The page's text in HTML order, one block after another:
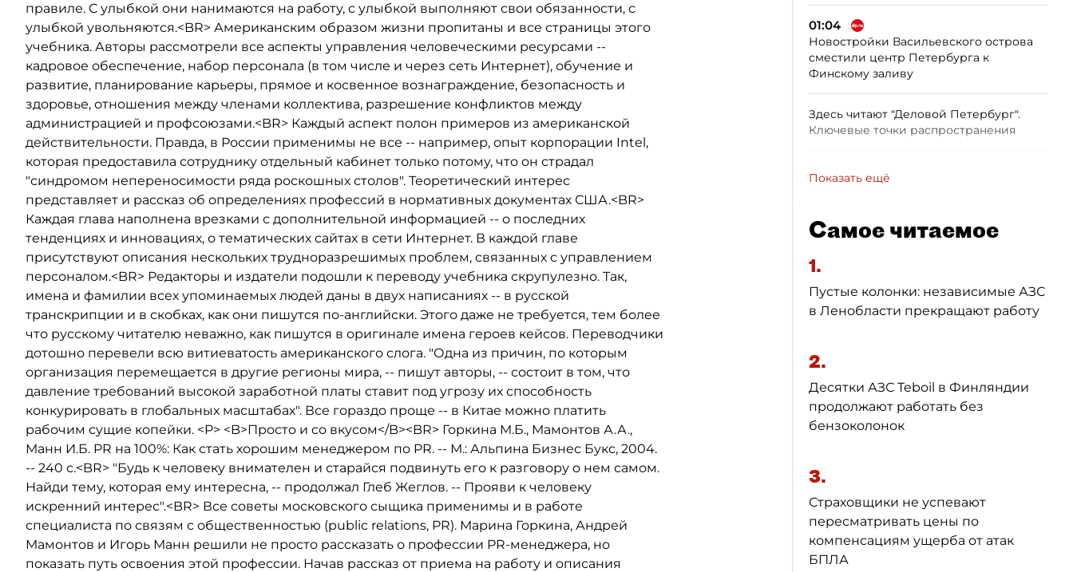
правиле. С улыбкой они нанимаются на работу, с улыбкой выполняют свои обязанности, с
улыбкой увольняются.<BR> Американским образом жизни пропитаны и все страницы этого
учебника. Авторы рассмотрели все аспекты управления человеческими ресурсами --
кадровое обеспечение, набор персонала (в том числе и через сеть Интернет), обучение и
развитие, планирование карьеры, прямое и косвенное вознаграждение, безопасность и
здоровье, отношения между членами коллектива, разрешение конфликтов между
администрацией и профсоюзами.<BR> Каждый аспект полон примеров из американской
действительности. Правда, в России применимы не все -- например, опыт корпорации Intel,
которая предоставила сотруднику отдельный кабинет только потому, что он страдал
"синдромом непереносимости ряда роскошных столов". Теоретический интерес
представляет и рассказ об определениях профессий в нормативных документах США.<BR>
Каждая глава наполнена врезками с дополнительной информацией -- о последних
тенденциях и инновациях, о тематических сайтах в сети Интернет. В каждой главе
присутствуют описания нескольких трудноразрешимых проблем, связанных с управлением
персоналом.<BR> Редакторы и издатели подошли к переводу учебника скрупулезно. Так,
имена и фамилии всех упоминаемых людей даны в двух написаниях -- в русской
транскрипции и в скобках, как они пишутся по-английски. Этого даже не требуется, тем более
что русскому читателю неважно, как пишутся в оригинале имена героев кейсов. Переводчики
дотошно перевели всю витиеватость американского слога. "Одна из причин, по которым
организация перемещается в другие регионы мира, -- пишут авторы, -- состоит в том, что
давление требований высокой заработной платы ставит под угрозу их способность
конкурировать в глобальных масштабах". Все гораздо проще -- в Китае можно платить
рабочим сущие копейки. <P> <B>Просто и со вкусом</B><BR> Горкина М.Б., Мамонтов А.А.,
Манн И.Б. PR на 100%: Как стать хорошим менеджером по PR. -- М.: Альпина Бизнес Букс, 2004.
-- 240 с.<BR> "Будь к человеку внимателен и старайся подвинуть его к разговору о нем самом.
Найди тему, которая ему интересна, -- продолжал Глеб Жеглов. -- Прояви к человеку
искренний интерес".<BR> Все советы московского сыщика применимы и в работе
специалиста по связям с общественностью (public relations, PR). Марина Горкина, Андрей
Мамонтов и Игорь Манн решили не просто рассказать о профессии PR-менеджера, но
показать путь освоения этой профессии. Начав рассказ от приема на работу и описания
01:04
Новостройки Васильевского острова
сместили центр Петербурга к
Финскому заливу
Здесь читают "Деловой Петербург".
Ключевые точки распространения
Показать ещё
Самое читаемое
1.
Пустые колонки: независимые АЗС
в Ленобласти прекращают работу
2.
Десятки АЗС Teboil в Финляндии
продолжают работать без
бензоколонок
3.
Страховщики не успевают
пересматривать цены по
компенсациям ущерба от атак
БПЛА